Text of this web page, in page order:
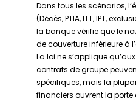
Dans tous les scénarios,
(Décès, PTIA, ITT, IPT,
la banque vérifie que le
de couverture inférieure à
La loi ne s’applique qu’aux
contrats de groupe
spécifiques, mais la
financiers ouvrent la